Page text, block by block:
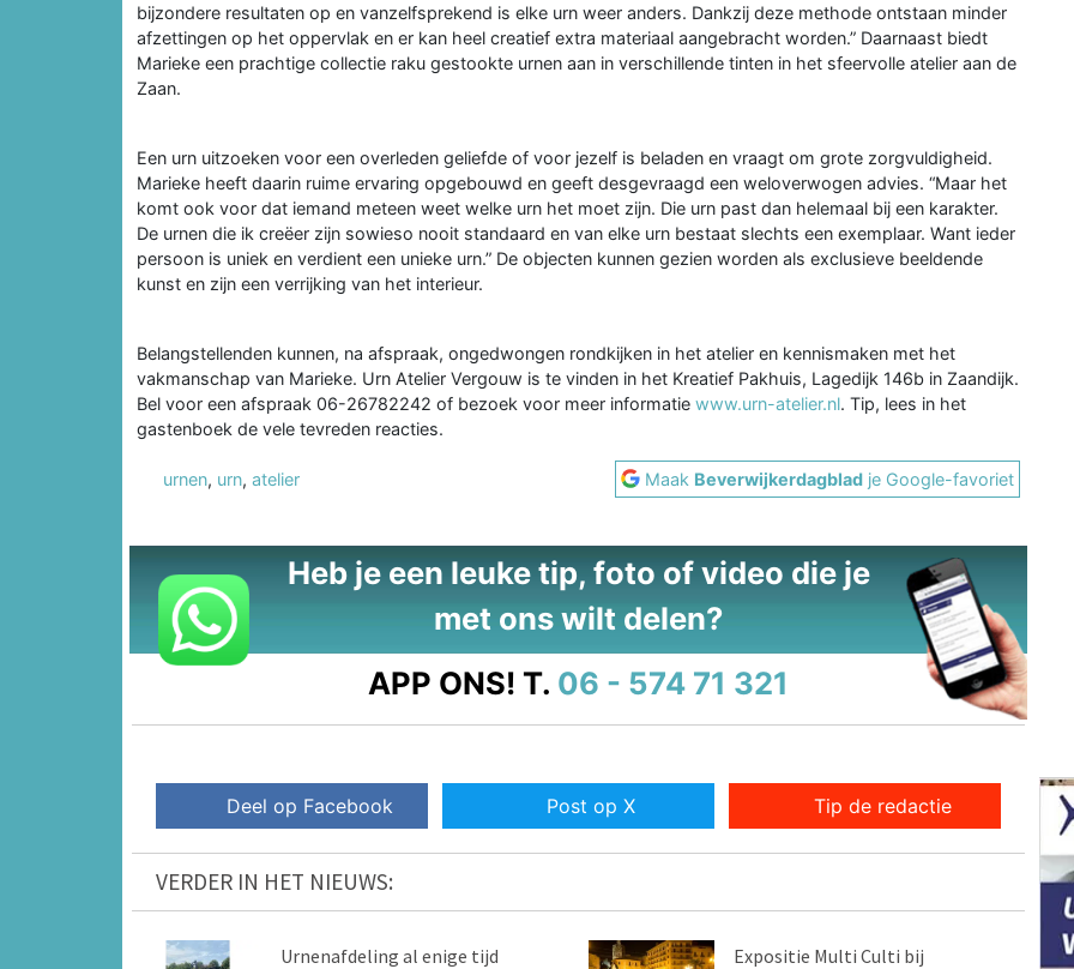
bijzondere resultaten op en vanzelfsprekend is elke urn weer anders. Dankzij deze methode ontstaan minder
afzettingen op het oppervlak en er kan heel creatief extra materiaal aangebracht worden.” Daarnaast biedt
Marieke een prachtige collectie raku gestookte urnen aan in verschillende tinten in het sfeervolle atelier aan de
Zaan.
Een urn uitzoeken voor een overleden geliefde of voor jezelf is beladen en vraagt om grote zorgvuldigheid.
Marieke heeft daarin ruime ervaring opgebouwd en geeft desgevraagd een weloverwogen advies. “Maar het
komt ook voor dat iemand meteen weet welke urn het moet zijn. Die urn past dan helemaal bij een karakter.
De urnen die ik creëer zijn sowieso nooit standaard en van elke urn bestaat slechts een exemplaar. Want ieder
persoon is uniek en verdient een unieke urn.” De objecten kunnen gezien worden als exclusieve beeldende
kunst en zijn een verrijking van het interieur.
Belangstellenden kunnen, na afspraak, ongedwongen rondkijken in het atelier en kennismaken met het
vakmanschap van Marieke. Urn Atelier Vergouw is te vinden in het Kreatief Pakhuis, Lagedijk 146b in Zaandijk.
Bel voor een afspraak 06-26782242 of bezoek voor meer informatie www.urn-atelier.nl. Tip, lees in het
gastenboek de vele tevreden reacties.
urnen, urn, atelier Maak Beverwijkerdagblad je Google-favoriet
Heb je een leuke tip, foto of video die je
met ons wilt delen?
APP ONS! T. 06 - 574 71 321
Deel op Facebook Post op X Tip de redactie
VERDER IN HET NIEUWS:
Urnenafdeling al enige tijd
Expositie Multi Culti bij